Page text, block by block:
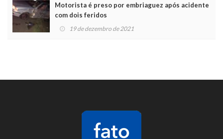
Motorista é preso por embriaguez após acidente
com dois feridos
19 de dezembro de 2021